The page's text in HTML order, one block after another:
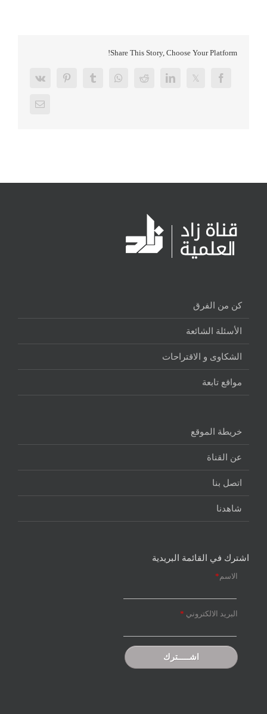
Share This Story, Choose Your Platform!
كن من الفرق
الأسئلة الشائعة
الشكاوى و الاقتراحات
مواقع تابعة
خريطة الموقع
عن القناة
اتصل بنا
شاهدنا
اشترك في القائمة البريدية
الاسم *
البريد الالكتروني *